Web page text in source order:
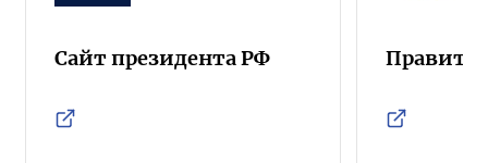
Сайт президента РФ